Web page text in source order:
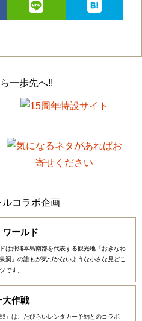
ールド
は沖縄本島南部を代表する観光地「おきなわ
洞」の誰もが気づかないような小さな見どこ
です。
大作戦
」は、たびらいレンタカー予約とのコラボ